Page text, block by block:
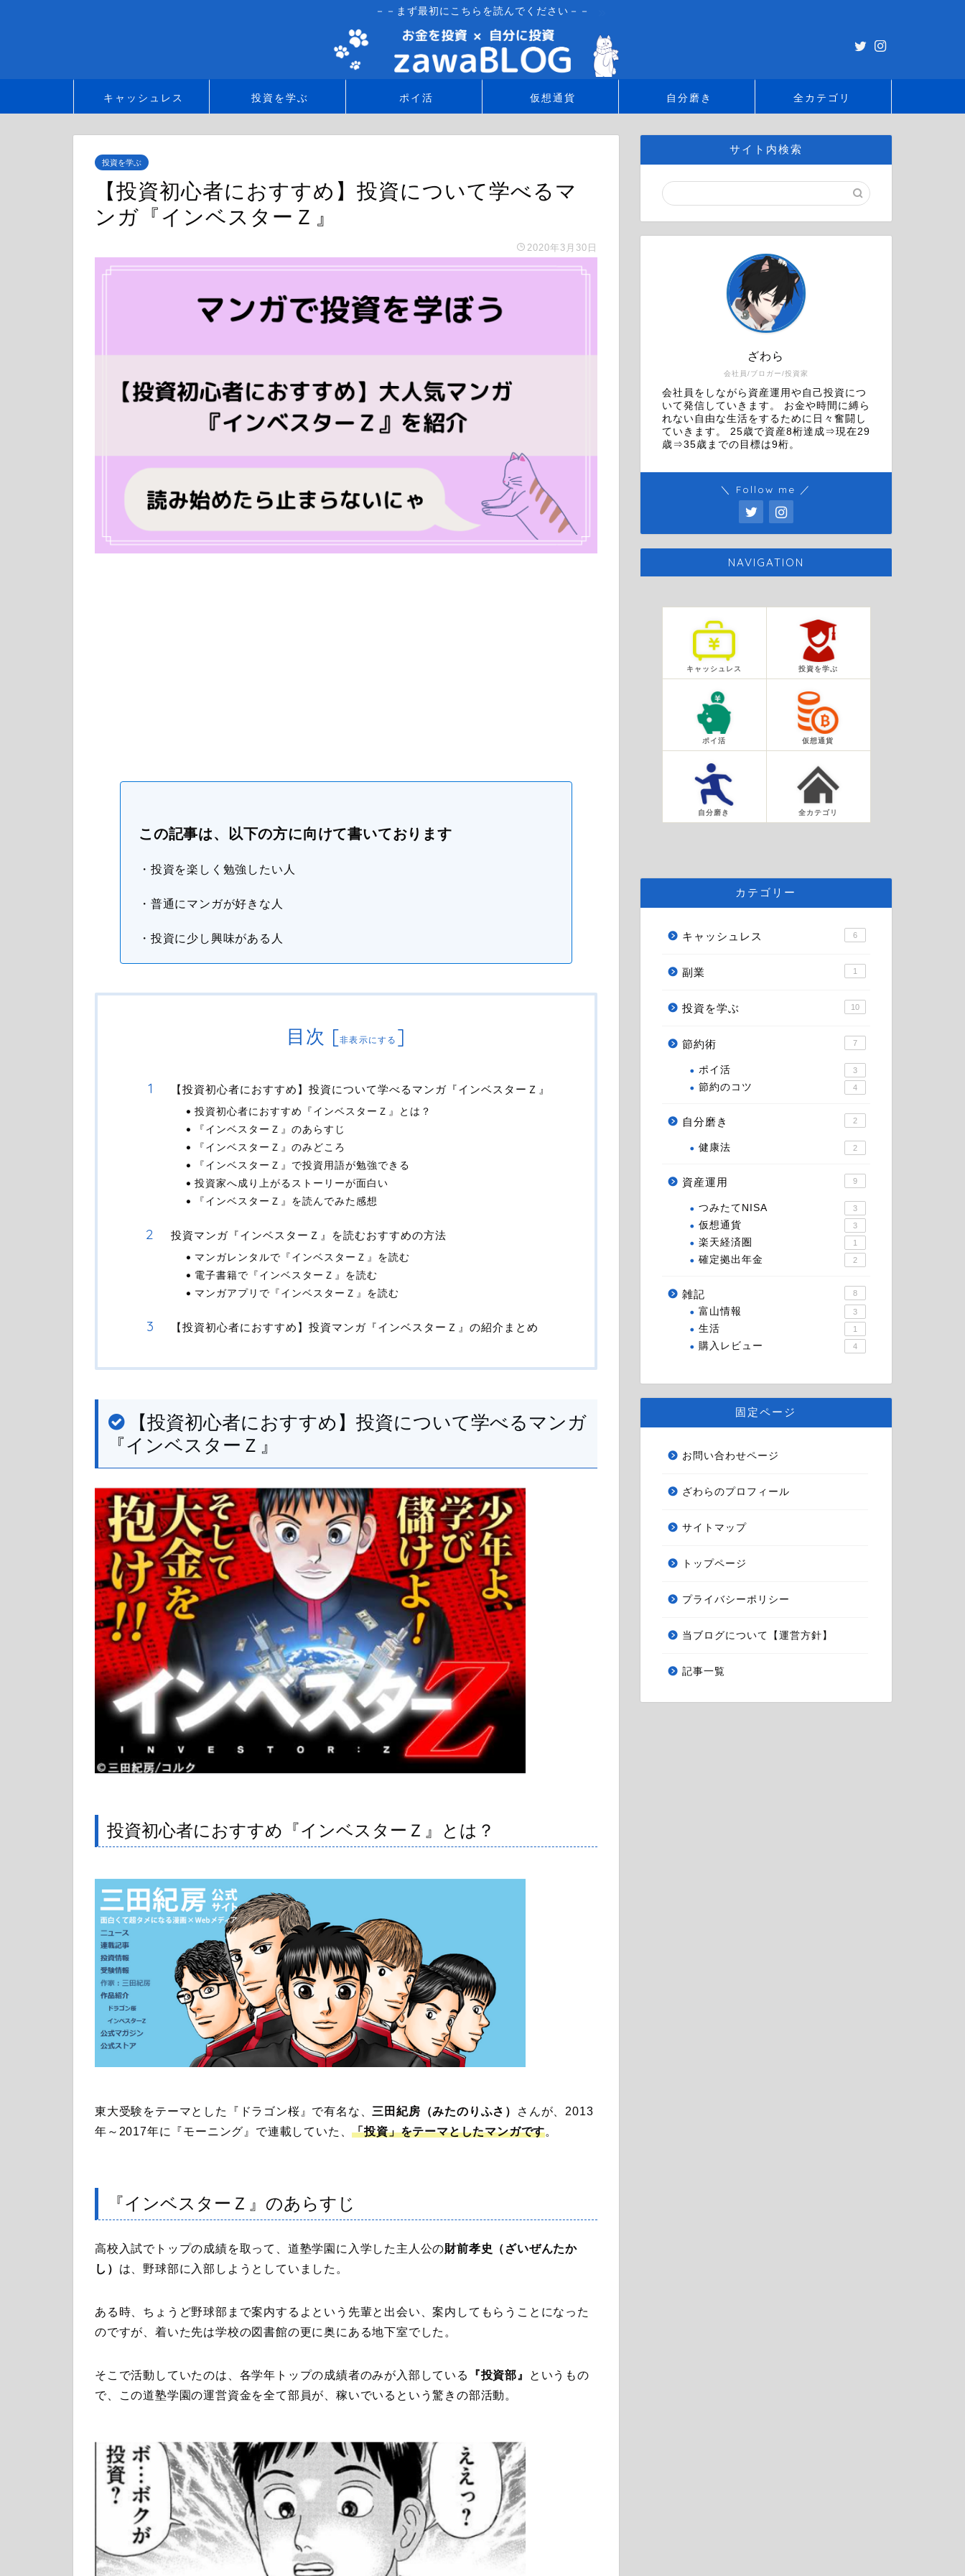
－－まず最初にこちらを読んでください－－
キャッシュレス 投資を学ぶ ポイ活 仮想通貨 自分磨き 全カテゴリ
投資を学ぶ
【投資初心者におすすめ】投資について学べるマ
ンガ『インベスターＺ』
2020年3月30日
この記事は、以下の方に向けて書いております
・投資を楽しく勉強したい人
・普通にマンガが好きな人
・投資に少し興味がある人
目次 [非表示にする ]
【投資初心者におすすめ】投資について学べるマンガ『インベスターＺ』
投資初心者におすすめ『インベスターＺ』とは？
『インベスターＺ』のあらすじ
『インベスターＺ』のみどころ
『インベスターＺ』で投資用語が勉強できる
投資家へ成り上がるストーリーが面白い
『インベスターＺ』を読んでみた感想
投資マンガ『インベスターＺ』を読むおすすめの方法
マンガレンタルで『インベスターＺ』を読む
電子書籍で『インベスターＺ』を読む
マンガアプリで『インベスターＺ』を読む
【投資初心者におすすめ】投資マンガ『インベスターＺ』の紹介まとめ
【投資初心者におすすめ】投資について学べるマンガ
『インベスターＺ』
投資初心者におすすめ『インベスターＺ』とは？
東大受験をテーマとした『ドラゴン桜』で有名な、 三田紀房（みたのりふさ）
さんが、2013
年～2017年に『モーニング』で連載していた、「投資」をテーマとしたマンガです。
『インベスターＺ』のあらすじ
高校入試でトップの成績を取って、道塾学園に入学した主人公の財前孝史（ざいぜんたか
し） は、野球部に入部しようとしていました。
ある時、ちょうど野球部まで案内するよという先輩と出会い、案内してもらうことになった
のですが、着いた先は学校の図書館の更に奥にある地下室でした。
そこで活動していたのは、各学年トップの成績者のみが入部している 『投資部』
というもの
で、この道塾学園の運営資金を全て部員が、稼いでいるという驚きの部活動。
サイト内検索
会社員/ブロガー/投資家
ざわら
会社員をしながら資産運用や自己投資につ
いて発信していきます。 お金や時間に縛ら
れない自由な生活をするために日々奮闘し
ていきます。 25歳で資産8桁達成⇒現在29
歳⇒35歳までの目標は9桁。
＼ Follow me ／
NAVIGATION
キャッシュレス 投資を学ぶ
ポイ活 仮想通貨
自分磨き 全カテゴリ
カテゴリー
キャッシュレス 6
副業 1
投資を学ぶ 10
節約術 7
ポイ活 3
節約のコツ 4
自分磨き 2
健康法 2
資産運用 9
つみたてNISA 3
仮想通貨 3
楽天経済圏 1
確定拠出年金 2
雑記 8
富山情報 3
生活 1
購入レビュー 4
固定ページ
お問い合わせページ
ざわらのプロフィール
サイトマップ
トップページ
プライバシーポリシー
当ブログについて【運営方針】
記事一覧